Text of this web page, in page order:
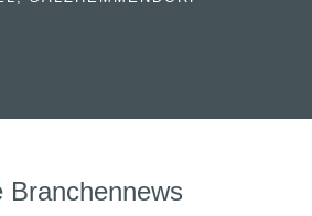
Branchennews